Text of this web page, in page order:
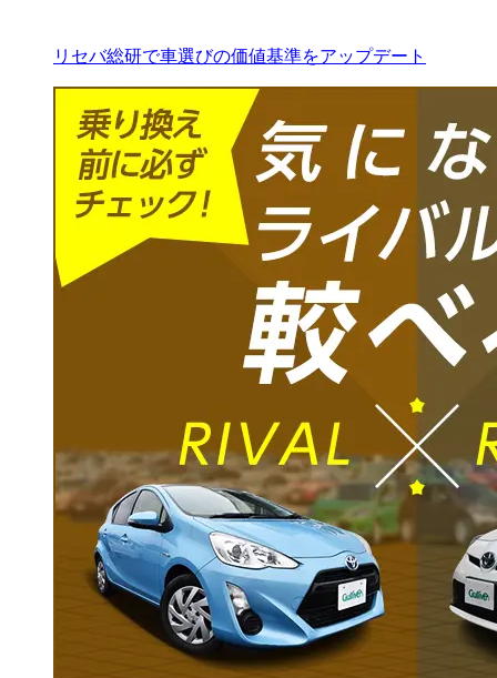
リセバ総研で車選びの価値基準をアップデート